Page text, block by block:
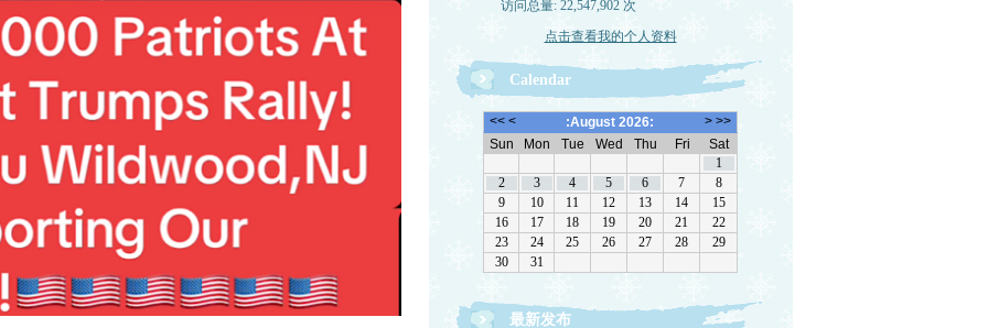
访问总量: 22,547,902 次
点击查看我的个人资料
Calendar
最新发布